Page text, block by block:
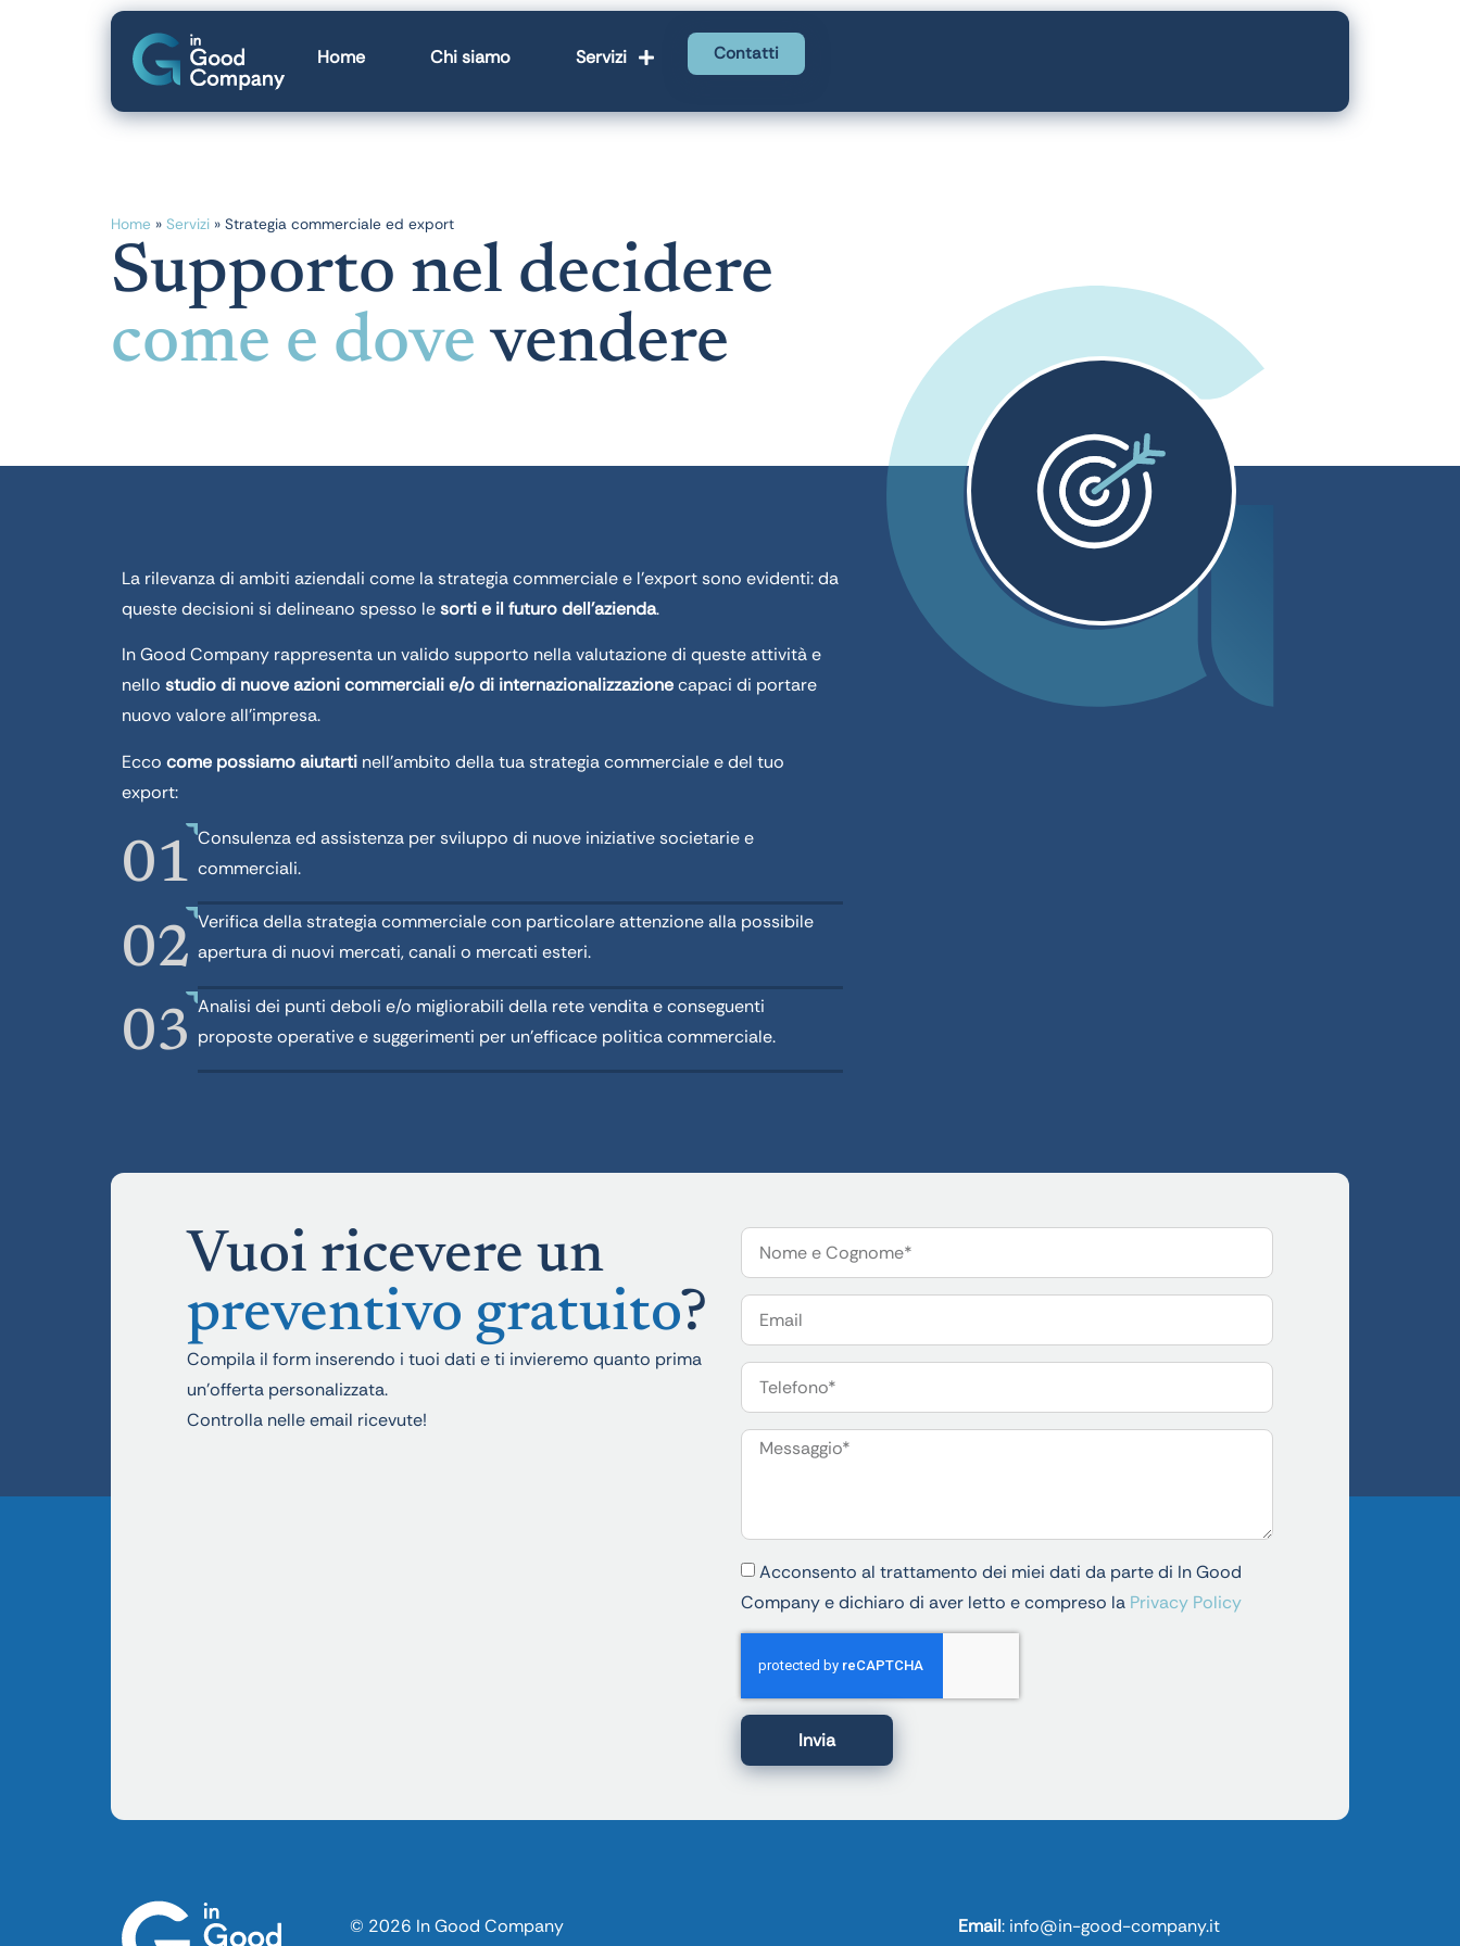
Home Chi siamo Servizi Contatti
Home » Servizi » Strategia commerciale ed export
Supporto nel decidere
come e dovevendere
La rilevanza di ambiti aziendali come la strategia commerciale e l’export sono evidenti: da
queste decisioni si delineano spesso lesorti e il futuro dell’azienda.
In Good Company rappresenta un valido supporto nella valutazione di queste attività e
nello studio di nuove azioni commerciali e/o di internazionalizzazionecapaci di portare
nuovo valore all’impresa.
Ecco come possiamo aiutarti nell’ambito della tua strategia commerciale e del tuo
export:
01 Consulenza ed assistenza per sviluppo di nuove iniziative societarie e
commerciali.
02 Verifica della strategia commerciale con particolare attenzione alla possibile
apertura di nuovi mercati, canali o mercati esteri.
03 Analisi dei punti deboli e/o migliorabili della rete vendita e conseguenti
proposte operative e suggerimenti per un’efficace politica commerciale.
Vuoi ricevere un
preventivo gratuito?
Compila il form inserendo i tuoi dati e ti invieremo quanto prima
un’offerta personalizzata.
Controlla nelle email ricevute!
Acconsento al trattamento dei miei dati da parte di In Good
Company e dichiaro di aver letto e compreso la Privacy Policy
Invia
© 2026 In Good Company
Email: info@in-good-company.it